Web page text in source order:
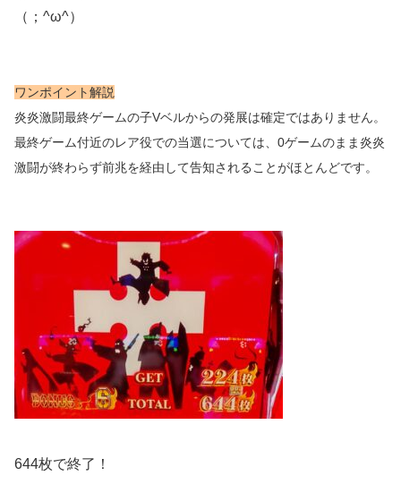
（；^ω^）
ワンポイント解説
炎炎激闘最終ゲームの子Vベルからの発展は確定ではありません。
最終ゲーム付近のレア役での当選については、0ゲームのまま炎炎
激闘が終わらず前兆を経由して告知されることがほとんどです。
644枚で終了！